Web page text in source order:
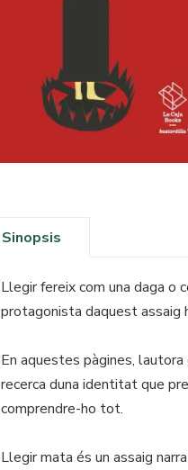
Sinopsis
Llegir fereix com una daga o
protagonista daquest
En aquestes pàgines,
recerca duna identitat que
comprendre-ho tot.
Llegir mata és un assaig